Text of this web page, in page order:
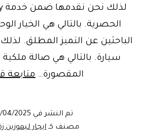
الحصرية. بالتالي هي الخيار
الباحثين عن التميز المطلق.
سيارة. بالتالي هي صالة
المقصورة… متابعة
تم النشر في 04/2025
مصنف كـ ايجار ليموزين